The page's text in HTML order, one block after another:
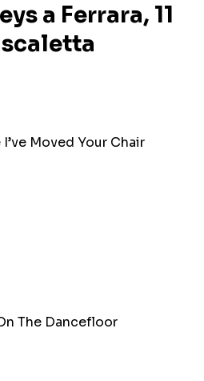
a Ferrara, 11
Moved Your Chair
The Dancefloor